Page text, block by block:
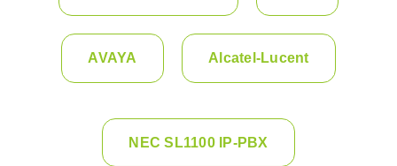
AVAYA Alcatel-Lucent
NEC SL1100 IP-PBX